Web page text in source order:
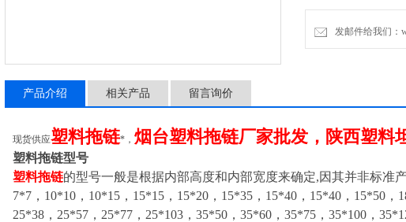
发邮件给我们：
产品介绍 相关产品 留言询价
现货供应塑料拖链*， 烟台塑料拖链厂家批发，陕西塑料
塑料拖链型号
塑料拖链的型号一般是根据内部高度和内部宽度来确定,因其并非标
7*7，10*10，10*15，15*15，15*20，15*35，15*40，15*40，15*50，
25*38，25*57，25*77，25*103，35*50，35*60，35*75，35*100，